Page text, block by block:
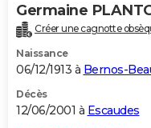
Germaine
Créer une cagnotte
Naissance
06/12/1913 à Bernos-
Décès
12/06/2001 à Escaudes